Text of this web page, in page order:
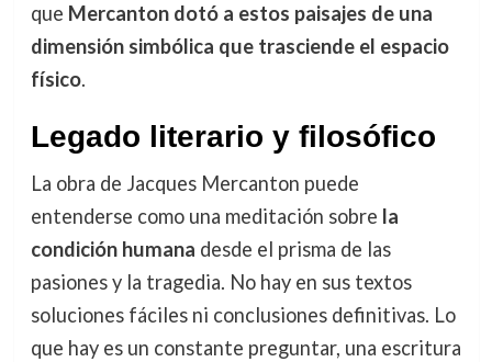
que Mercanton dotó a estos paisajes de una
dimensión simbólica que trasciende el espacio
físico.
Legado literario y filosófico
La obra de Jacques Mercanton puede
entenderse como una meditación sobre la
condición humana desde el prisma de las
pasiones y la tragedia. No hay en sus textos
soluciones fáciles ni conclusiones definitivas. Lo
que hay es un constante preguntar, una escritura